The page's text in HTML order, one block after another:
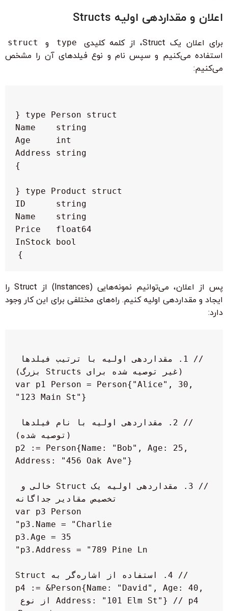
اعلان و مقداردهی اولیه Structs
برای اعلان یک Struct، از کلمه کلیدی type و struct
استفاده می‌کنیم و سپس نام و نوع فیلدهای آن را مشخص
می‌کنیم:
}
پس از اعلان، می‌توانیم نمونه‌هایی (Instances) از Struct را
ایجاد و مقداردهی اولیه کنیم. راه‌های مختلفی برای این کار وجود
دارد:
var p1 Person = Person{"Alice", 30,
p2 := Person{Name: "Bob", Age: 25,
p4 := &Person{Name: "David", Age: 40,